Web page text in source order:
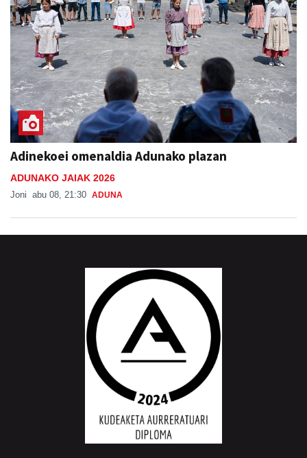
Adinekoei omenaldia Adunako plazan
ADUNAKO JAIAK 2026
Joni abu 08, 21:30 ADUNA